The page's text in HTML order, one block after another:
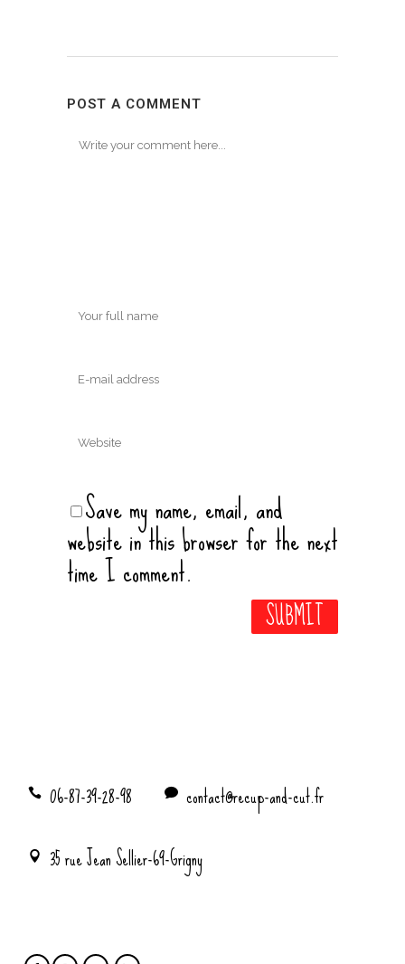
POST A COMMENT
Save my name, email, and
website in this browser for the next
time I comment.
06-87-39-28-98
contact@recup-and-cut.fr
35 rue Jean Sellier-69-Grigny